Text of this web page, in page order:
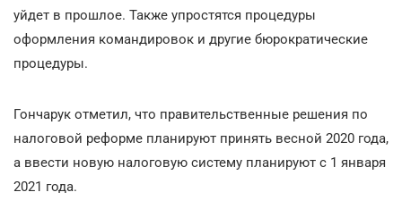
уйдет в прошлое. Также упростятся процедуры
оформления командировок и другие бюрократические
процедуры.
Гончарук отметил, что правительственные решения по
налоговой реформе планируют принять весной 2020 года,
а ввести новую налоговую систему планируют с 1 января
2021 года.